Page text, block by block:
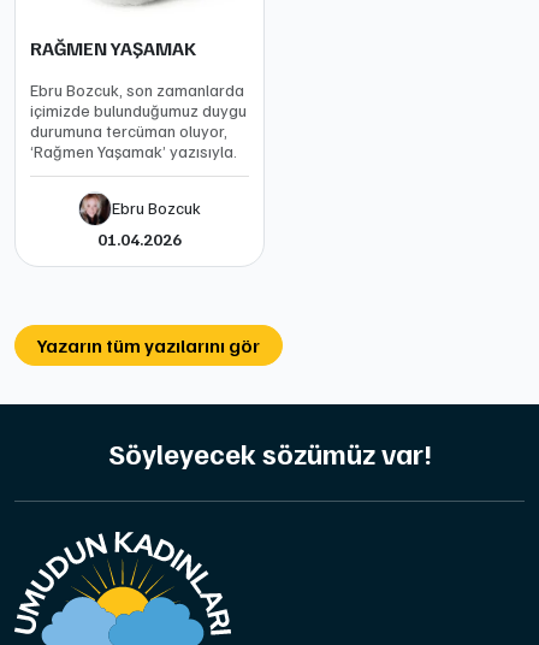
RAĞMEN YAŞAMAK
Ebru Bozcuk, son zamanlarda
içimizde bulunduğumuz duygu
durumuna tercüman oluyor,
‘Rağmen Yaşamak’ yazısıyla.
Ebru Bozcuk
01.04.2026
Yazarın tüm yazılarını gör
Söyleyecek sözümüz var!